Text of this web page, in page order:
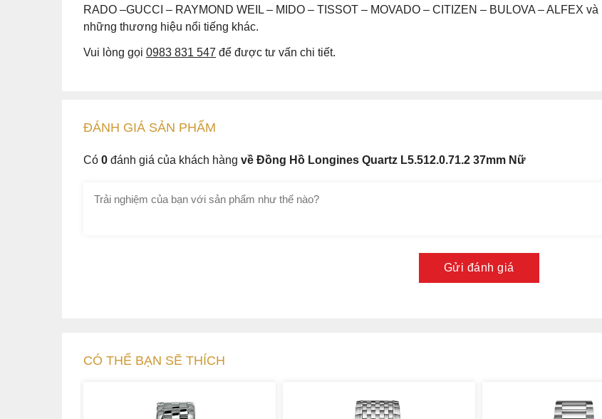
RADO –GUCCI – RAYMOND WEIL – MIDO – TISSOT – MOVADO – CITIZEN – BULOVA – ALFEX và
những thương hiệu nổi tiếng khác.
Vui lòng gọi 0983 831 547 để được tư vấn chi tiết.
ĐÁNH GIÁ SẢN PHẤM
Có 0 đánh giá của khách hàng về Đồng Hồ Longines Quartz L5.512.0.71.2 37mm Nữ
Gửi đánh giá
CÓ THỂ BẠN SẼ THÍCH